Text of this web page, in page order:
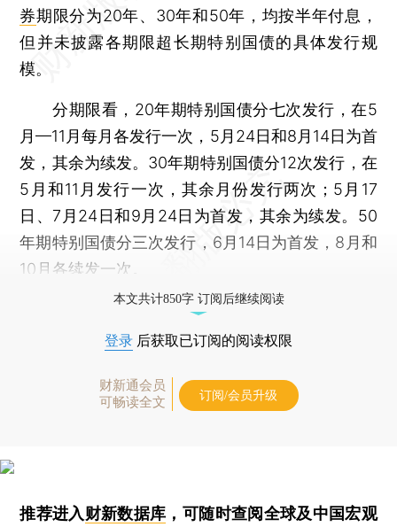
券期限分为20年、30年和50年，均按半年付息，
但并未披露各期限超长期特别国债的具体发行规
模。
分期限看，20年期特别国债分七次发行，在5
月—11月每月各发行一次，5月24日和8月14日为首
发，其余为续发。30年期特别国债分12次发行，在
5月和11月发行一次，其余月份发行两次；5月17
日、7月24日和9月24日为首发，其余为续发。50
年期特别国债分三次发行，6月14日为首发，8月和
10月各续发一次。
本文共计850字 订阅后继续阅读
登录 后获取已订阅的阅读权限
财新通会员
可畅读全文
订阅/会员升级
推荐进入财新数据库 ，可随时查阅全球及中国宏观